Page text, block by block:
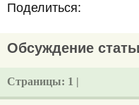
Поделиться:
Обсуждение
Страницы: 1 |